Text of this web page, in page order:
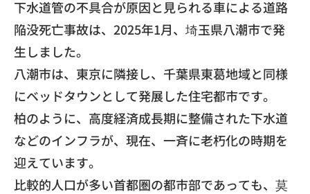
​下水道管の不具合が原因と見られる車による道路
陥没死亡事故は、2025年1月、埼玉県八潮市で発
生しました。
​八潮市は、東京に隣接し、千葉県東葛地域と同様
にベッドタウンとして発展した住宅都市です。
​柏のように、高度経済成長期に整備された下水道
などのインフラが、現在、一斉に老朽化の時期を
迎えています。
​比較的人口が多い首都圏の都市部であっても、莫